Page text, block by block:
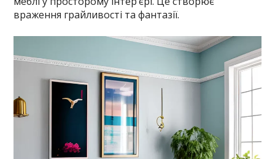
враження грайливості та фантазії.